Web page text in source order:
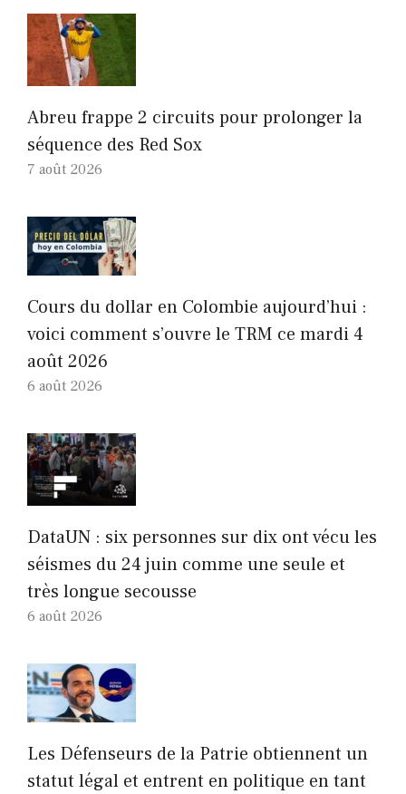
Abreu frappe 2 circuits pour prolonger la
séquence des Red Sox
7 août 2026
Cours du dollar en Colombie aujourd’hui :
voici comment s’ouvre le TRM ce mardi 4
août 2026
6 août 2026
DataUN : six personnes sur dix ont vécu les
séismes du 24 juin comme une seule et
très longue secousse
6 août 2026
Les Défenseurs de la Patrie obtiennent un
statut légal et entrent en politique en tant